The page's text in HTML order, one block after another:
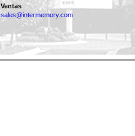
Ventas
sales@intermemory.com